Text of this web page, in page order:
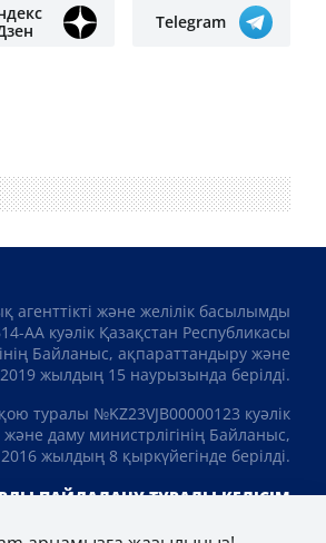
Telegram
және желілік басылымды
АА куәлік Қазақстан Республикасы
Байланыс, ақпараттандыру және
жылдың 15 наурызында берілді.
туралы №KZ23VJB00000123 куәлік
даму министрлігінің Байланыс,
жылдың 8 қыркүйегінде берілді.
ПАЙДАЛАНУ ТУРАЛЫ КЕЛІСІМ